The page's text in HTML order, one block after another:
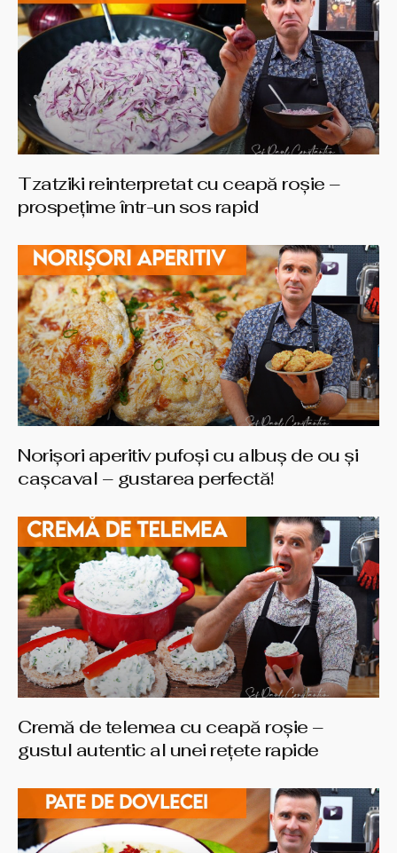
Tzatziki reinterpretat cu ceapă roșie –
prospețime într-un sos rapid
Norișori aperitiv pufoși cu albuș de ou și
cașcaval – gustarea perfectă!
Cremă de telemea cu ceapă roșie –
gustul autentic al unei rețete rapide